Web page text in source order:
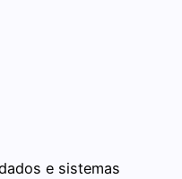
e sistemas